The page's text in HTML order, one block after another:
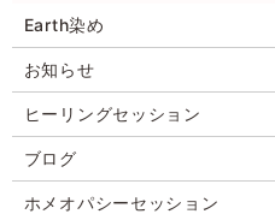
Earth染め
お知らせ
ヒーリングセッション
ブログ
ホメオパシーセッション